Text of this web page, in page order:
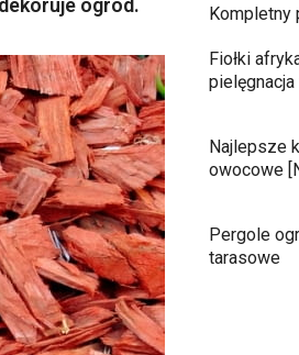
ogród.
Kompletny
Fiołki
Najlepsze
owocowe
Pergole
tarasowe